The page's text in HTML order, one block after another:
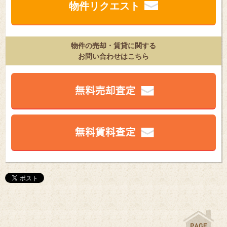
物件リクエスト
物件の売却・賃貸に関する
お問い合わせはこちら